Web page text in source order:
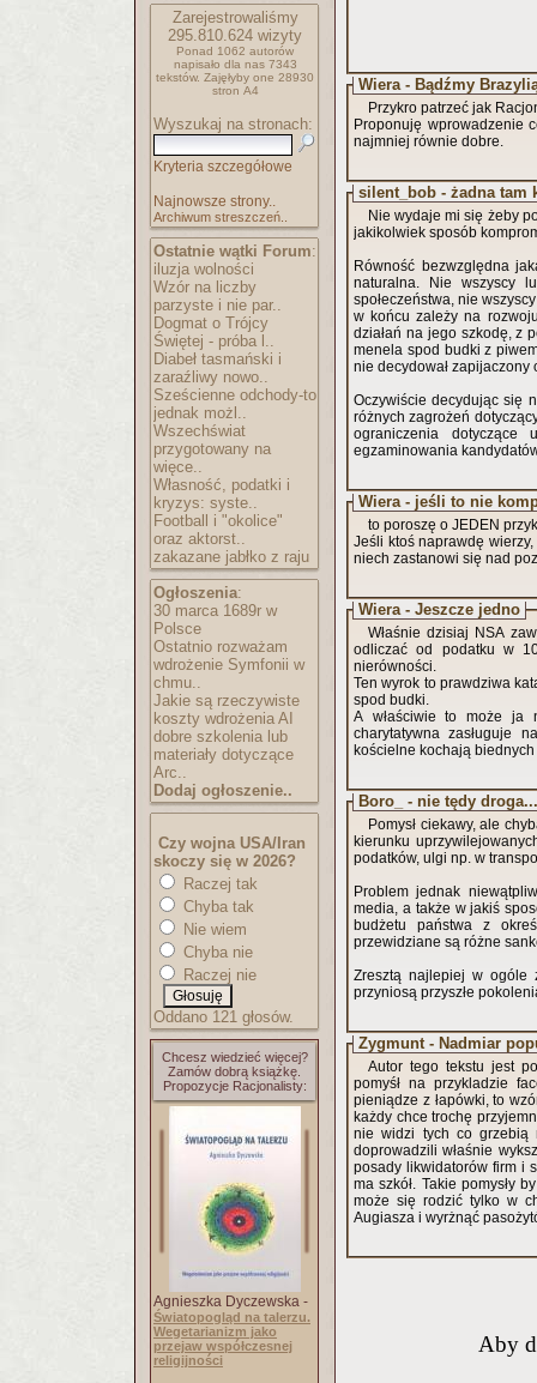
Zarejestrowaliśmy
295.810.624 wizyty
Ponad 1062 autorów
napisało dla nas 7343
tekstów. Zajęłyby one 28930
stron A4
Wyszukaj na stronach:
Kryteria szczegółowe
Najnowsze strony..
Archiwum streszczeń..
Ostatnie wątki Forum:
iluzja wolności
Wzór na liczby
parzyste i nie par..
Dogmat o Trójcy
Świętej - próba l..
Diabeł tasmański i
zaraźliwy nowo..
Sześcienne odchody-to
jednak możl..
Wszechświat
przygotowany na
więce..
Własność, podatki i
kryzys: syste..
Football i "okolice"
oraz aktorst..
zakazane jabłko z raju
Ogłoszenia:
30 marca 1689r w
Polsce
Ostatnio rozważam
wdrożenie Symfonii w
chmu..
Jakie są rzeczywiste
koszty wdrożenia AI
dobre szkolenia lub
materiały dotyczące
Arc..
Dodaj ogłoszenie..
Czy wojna USA/Iran
skoczy się w 2026?
Raczej tak
Chyba tak
Nie wiem
Chyba nie
Raczej nie
Oddano 121 głosów.
Chcesz wiedzieć więcej?
Zamów dobrą książkę.
Propozycje Racjonalisty:
Agnieszka Dyczewska -
Światopogląd na talerzu.
Wegetarianizm jako
przejaw współczesnej
religijności
Wiera - Bądźmy
Przykro patrzeć jak
Proponuję wprowadzenie
najmniej równie dobre.
silent_bob - żadna tam
Nie wydaje mi się żeby
jakikolwiek sposób
Równość bezwzględna
naturalna. Nie wszyscy
społeczeństwa, nie
w końcu zależy na
działań na jego szkodę, z
menela spod budki z
nie decydował zapijaczony
Oczywiście decydując się
różnych zagrożeń
ograniczenia
egzaminowania
Wiera - jeśli to nie
Jeśli ktoś naprawdę
niech zastanowi się nad
Wiera - Jeszcze jedno
Właśnie dzisiaj NSA
odliczać od podatku w
nierówności.
Ten wyrok to prawdziwa
spod budki.
A właściwie to może ja
charytatywna zasługuje na równe
kościelne kochają
Boro_ - nie tędy droga...
Pomysł ciekawy, ale
kierunku
podatków, ulgi np. w
Problem jednak
media, a także w jakiś
budżetu państwa z
przewidziane są różne
Zresztą najlepiej w
przyniosą przyszłe
Zygmunt - Nadmiar
Autor tego tekstu jest
pomyśł na przykladzie
pieniądze z łapówki, to
każdy chce trochę
nie widzi tych co grzebią
doprowadzili właśnie
posady likwidatorów firm i
ma szkół. Takie pomysły
może się rodzić tylko w
Augiasza i wyrżnąć
Aby